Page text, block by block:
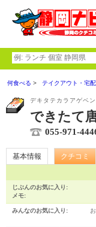
何食べる テイクアウト・宅配
デキタテカラアゲベ
できたて
055-971-
基本情報 クチコミ
じぶんのお気に入り:
メモ:
みんなのお気に入り: